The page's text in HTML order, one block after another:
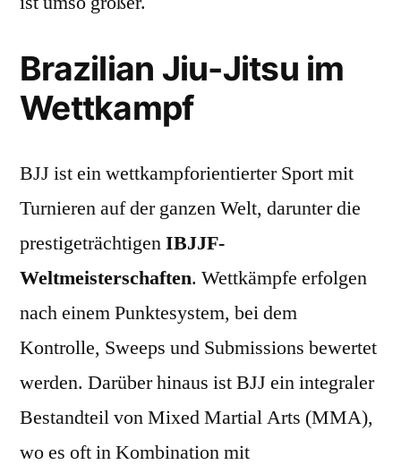
Brazilian Jiu-Jitsu im
Wettkampf
BJJ ist ein wettkampforientierter Sport mit
Turnieren auf der ganzen Welt, darunter die
prestigeträchtigenIBJJF-
Weltmeisterschaften. Wettkämpfe erfolgen
nach einem Punktesystem, bei dem
Kontrolle, Sweeps und Submissions bewertet
werden. Darüber hinaus ist BJJ ein integraler
Bestandteil von Mixed Martial Arts (MMA),
wo es oft in Kombination mit